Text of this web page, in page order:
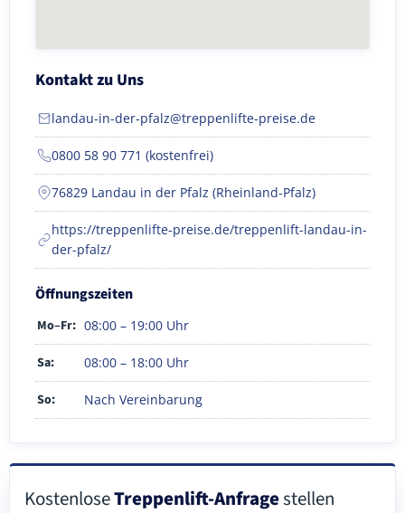
Kontakt zu Uns
landau-in-der-pfalz@treppenlifte-preise.de
0800 58 90 771 (kostenfrei)
76829 Landau in der Pfalz (Rheinland-Pfalz)
https://treppenlifte-preise.de/treppenlift-landau-in-
der-pfalz/
Öffnungszeiten
Mo–Fr: 08:00 – 19:00 Uhr
Sa: 08:00 – 18:00 Uhr
So: Nach Vereinbarung
KostenloseTreppenlift-Anfragestellen